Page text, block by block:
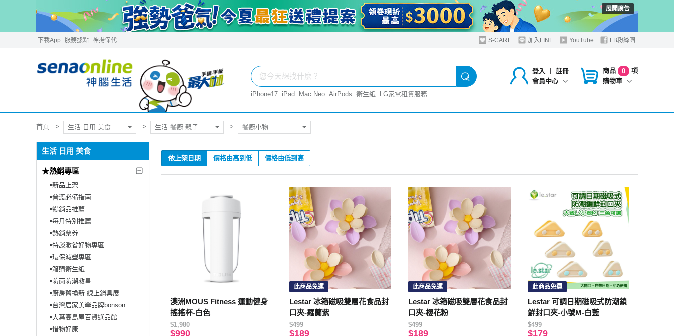
展開廣告
下載App 服務據點 神揚保代 S-CARE 加入LINE YouTube FB粉絲團
登入 ︱
註冊
會員中心
商品 0
項
購物車
iPhone17 iPad Mac Neo AirPods 衛生紙 LG家電租賃服務
首頁 生活 日用 美食 生活 餐廚 親子 餐廚小物
生活 日用 美食
★熱銷專區
▪︎新品上架
▪︎普渡必備指南
▪︎暢銷品推薦
▪︎每月特別推薦
▪︎熱銷票券
▪︎特談激省好物專區
▪︎環保減塑專區
▪︎箱購衛生紙
▪︎防雨防潮救星
▪︎廚房舊換新 線上鍋具展
▪︎台灣居家美學品牌bonson
▪︎大葉高島屋百貨選品館
▪︎惜物好康
依上架日期 價格由高到低 價格由低到高
澳洲MOUS Fitness 運動健身
搖搖杯-白色
$1,980
$990
此商品免運
Lestar 冰箱磁吸雙層花食品封
口夾-羅蘭紫
$499
$189
此商品免運
Lestar 冰箱磁吸雙層花食品封
口夾-櫻花粉
$499
$189
此商品免運
Lestar 可調日期磁吸式防潮鎖
鮮封口夾-小號M-白藍
$499
$179